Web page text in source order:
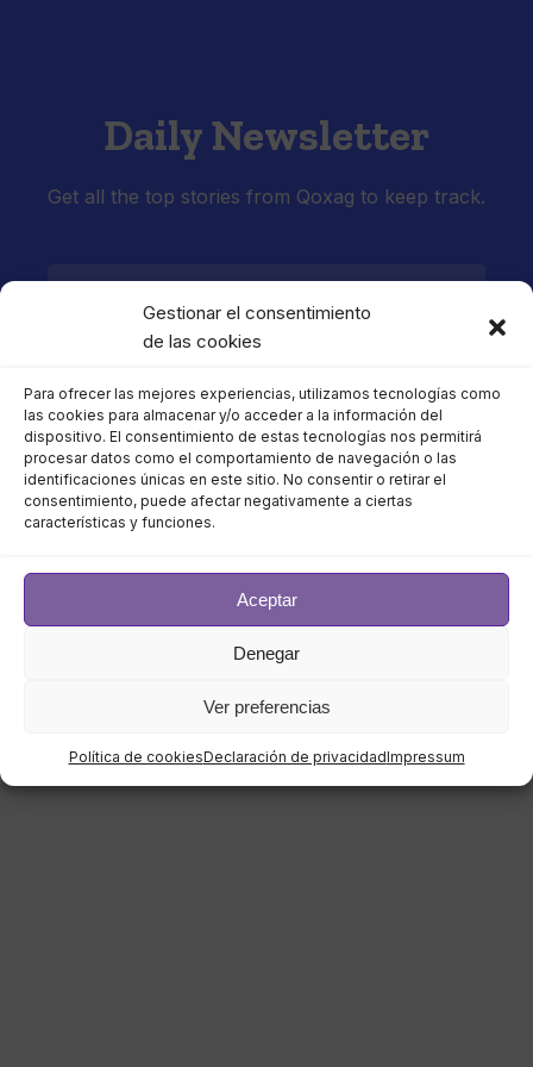
Gestionar el consentimiento
de las cookies
Para ofrecer las mejores experiencias, utilizamos tecnologías como
las cookies para almacenar y/o acceder a la información del
dispositivo. El consentimiento de estas tecnologías nos permitirá
procesar datos como el comportamiento de navegación o las
identificaciones únicas en este sitio. No consentir o retirar el
consentimiento, puede afectar negativamente a ciertas
características y funciones.
Aceptar
Denegar
Ver preferencias
Política de cookiesDeclaración de privacidadImpressum
Daily Newsletter
Get all the top stories from Qoxag to keep track.